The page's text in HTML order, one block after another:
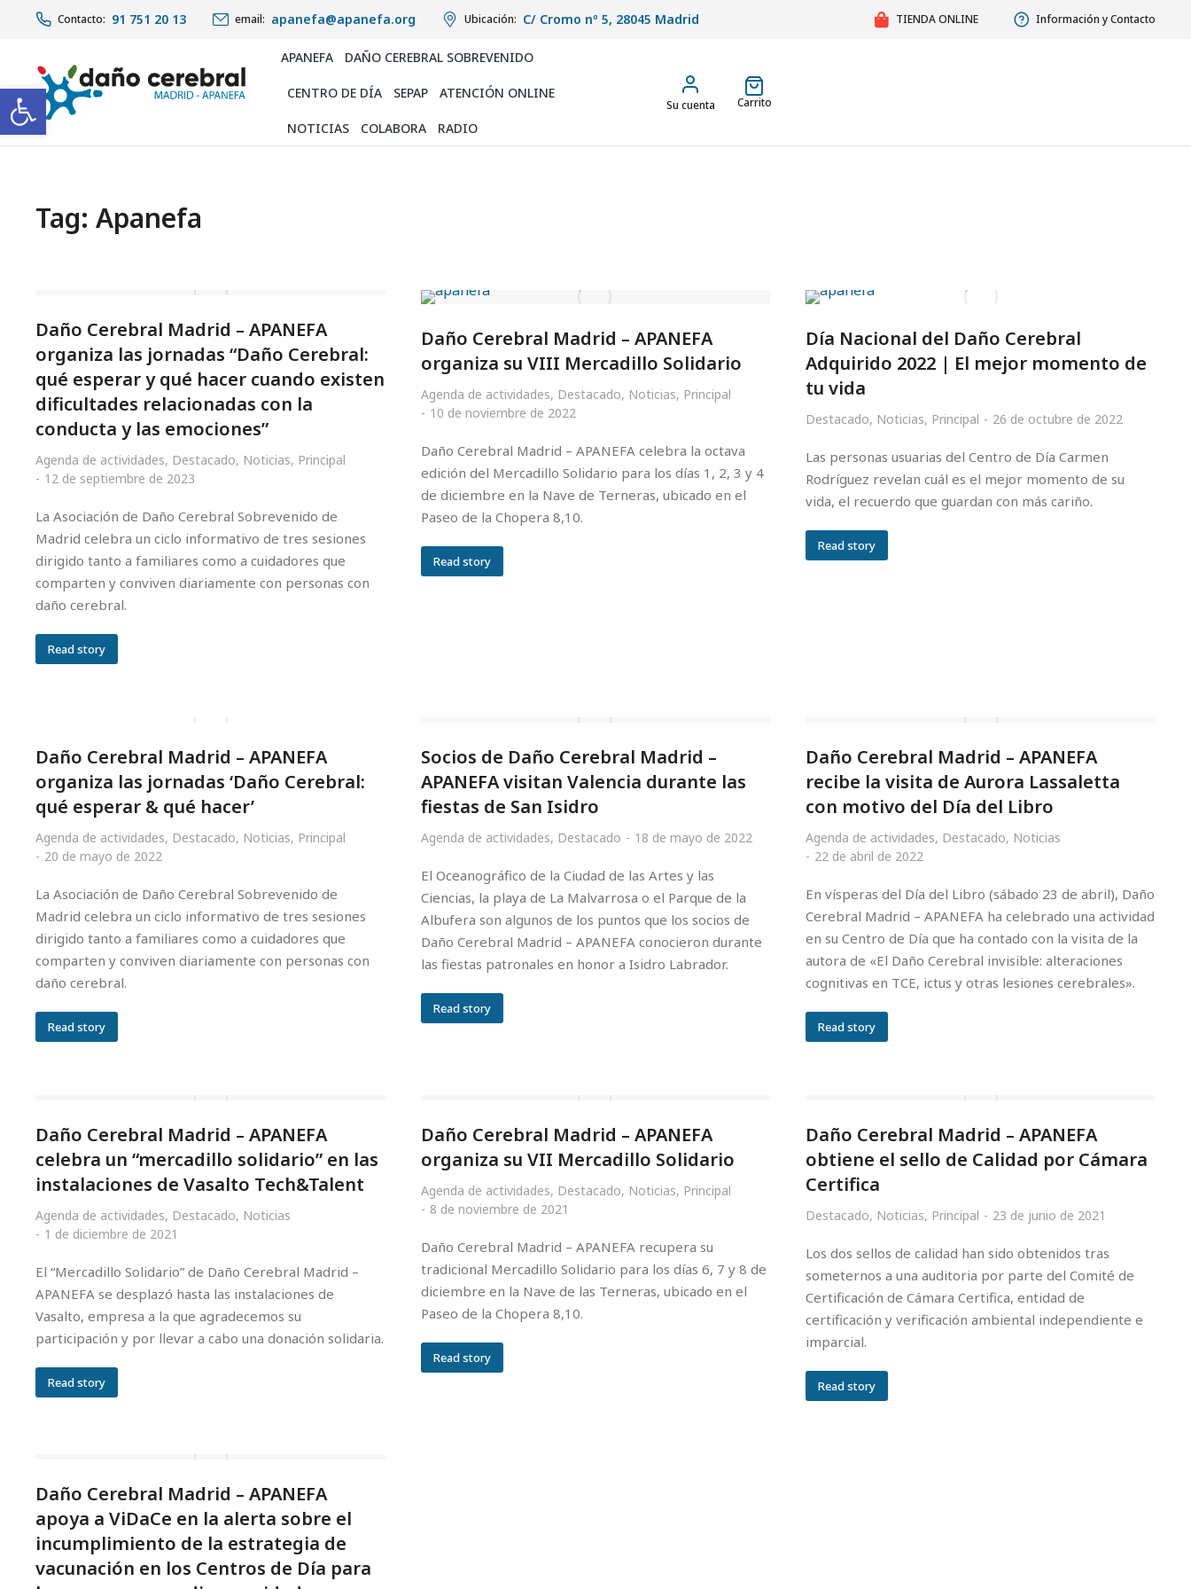
Abrir barra de herramientas
Contacto: 91 751 20 13 email: apanefa@apanefa.org Ubicación: C/ Cromo nº 5, 28045 Madrid TIENDA ONLINE Información y Contacto
APANEFA DAÑO CEREBRAL SOBREVENIDO
CENTRO DE DÍA SEPAP ATENCIÓN ONLINE
NOTICIAS COLABORA RADIO
Su cuenta Carrito
Tag: Apanefa
Daño Cerebral Madrid – APANEFA
organiza las jornadas “Daño Cerebral:
qué esperar y qué hacer cuando existen
dificultades relacionadas con la
conducta y las emociones”
Agenda de actividades, Destacado, Noticias, Principal
12 de septiembre de 2023
La Asociación de Daño Cerebral Sobrevenido de
Madrid celebra un ciclo informativo de tres sesiones
dirigido tanto a familiares como a cuidadores que
comparten y conviven diariamente con personas con
daño cerebral.
Read story
Daño Cerebral Madrid – APANEFA
organiza su VIII Mercadillo Solidario
Agenda de actividades, Destacado, Noticias, Principal
10 de noviembre de 2022
Daño Cerebral Madrid – APANEFA celebra la octava
edición del Mercadillo Solidario para los días 1, 2, 3 y 4
de diciembre en la Nave de Terneras, ubicado en el
Paseo de la Chopera 8,10.
Read story
Día Nacional del Daño Cerebral
Adquirido 2022 | El mejor momento de
tu vida
Destacado, Noticias, Principal 26 de octubre de 2022
Las personas usuarias del Centro de Día Carmen
Rodríguez revelan cuál es el mejor momento de su
vida, el recuerdo que guardan con más cariño.
Read story
Daño Cerebral Madrid – APANEFA
organiza las jornadas ‘Daño Cerebral:
qué esperar & qué hacer’
Agenda de actividades, Destacado, Noticias, Principal
20 de mayo de 2022
La Asociación de Daño Cerebral Sobrevenido de
Madrid celebra un ciclo informativo de tres sesiones
dirigido tanto a familiares como a cuidadores que
comparten y conviven diariamente con personas con
daño cerebral.
Read story
Socios de Daño Cerebral Madrid –
APANEFA visitan Valencia durante las
fiestas de San Isidro
Agenda de actividades, Destacado 18 de mayo de 2022
El Oceanográfico de la Ciudad de las Artes y las
Ciencias, la playa de La Malvarrosa o el Parque de la
Albufera son algunos de los puntos que los socios de
Daño Cerebral Madrid – APANEFA conocieron durante
las fiestas patronales en honor a Isidro Labrador.
Read story
Daño Cerebral Madrid – APANEFA
recibe la visita de Aurora Lassaletta
con motivo del Día del Libro
Agenda de actividades, Destacado, Noticias
22 de abril de 2022
En vísperas del Día del Libro (sábado 23 de abril), Daño
Cerebral Madrid – APANEFA ha celebrado una actividad
en su Centro de Día que ha contado con la visita de la
autora de «El Daño Cerebral invisible: alteraciones
cognitivas en TCE, ictus y otras lesiones cerebrales».
Read story
Daño Cerebral Madrid – APANEFA
celebra un “mercadillo solidario” en las
instalaciones de Vasalto Tech&Talent
Agenda de actividades, Destacado, Noticias
1 de diciembre de 2021
El “Mercadillo Solidario” de Daño Cerebral Madrid –
APANEFA se desplazó hasta las instalaciones de
Vasalto, empresa a la que agradecemos su
participación y por llevar a cabo una donación solidaria.
Read story
Daño Cerebral Madrid – APANEFA
organiza su VII Mercadillo Solidario
Agenda de actividades, Destacado, Noticias, Principal
8 de noviembre de 2021
Daño Cerebral Madrid – APANEFA recupera su
tradicional Mercadillo Solidario para los días 6, 7 y 8 de
diciembre en la Nave de las Terneras, ubicado en el
Paseo de la Chopera 8,10.
Read story
Daño Cerebral Madrid – APANEFA
obtiene el sello de Calidad por Cámara
Certifica
Destacado, Noticias, Principal 23 de junio de 2021
Los dos sellos de calidad han sido obtenidos tras
someternos a una auditoria por parte del Comité de
Certificación de Cámara Certifica, entidad de
certificación y verificación ambiental independiente e
imparcial.
Read story
Daño Cerebral Madrid – APANEFA
apoya a ViDaCe en la alerta sobre el
incumplimiento de la estrategia de
vacunación en los Centros de Día para